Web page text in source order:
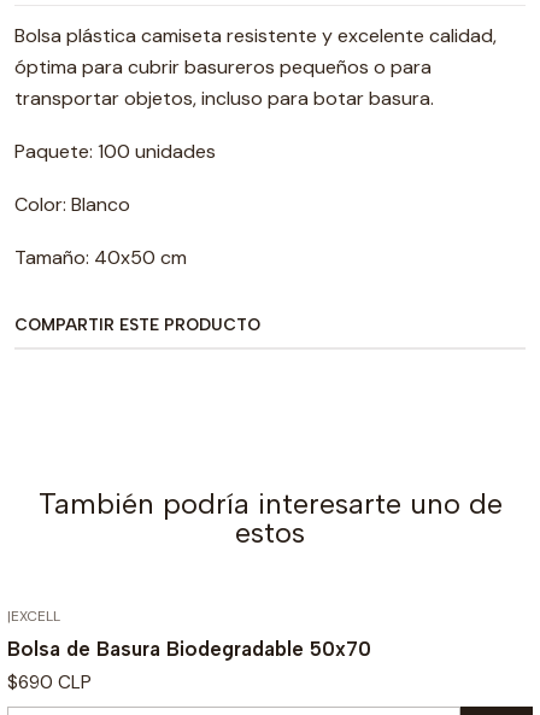
Bolsa plástica camiseta resistente y excelente calidad,
óptima para cubrir basureros pequeños o para
transportar objetos, incluso para botar basura.
Paquete: 100 unidades
Color: Blanco
Tamaño: 40x50 cm
COMPARTIR ESTE PRODUCTO
También podría interesarte uno de
estos
|EXCELL
Bolsa de Basura Biodegradable 50x70
$690 CLP